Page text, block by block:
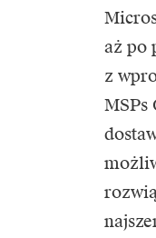
aż po
z
MSPs